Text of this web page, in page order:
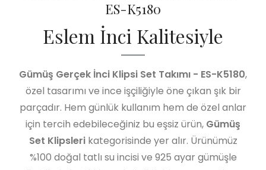
ES-K5180
Eslem İnci Kalitesiyle
Gümüş Gerçek İnci Klipsi Set Takımı - ES-K5180,
özel tasarımı ve ince işçiliğiyle öne çıkan şık bir
parçadır. Hem günlük kullanım hem de özel anlar
için tercih edebileceğiniz bu eşsiz ürün, Gümüş
Set Klipslerikategorisinde yer alır. Ürünümüz
%100 doğal tatlı su incisi ve 925 ayar gümüşle